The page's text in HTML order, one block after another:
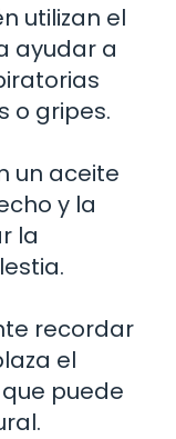
utilizan el
ayudar a
o gripes.
un aceite
y la
la
recordar
el
puede